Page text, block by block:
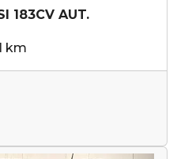
183CV AUT.
km